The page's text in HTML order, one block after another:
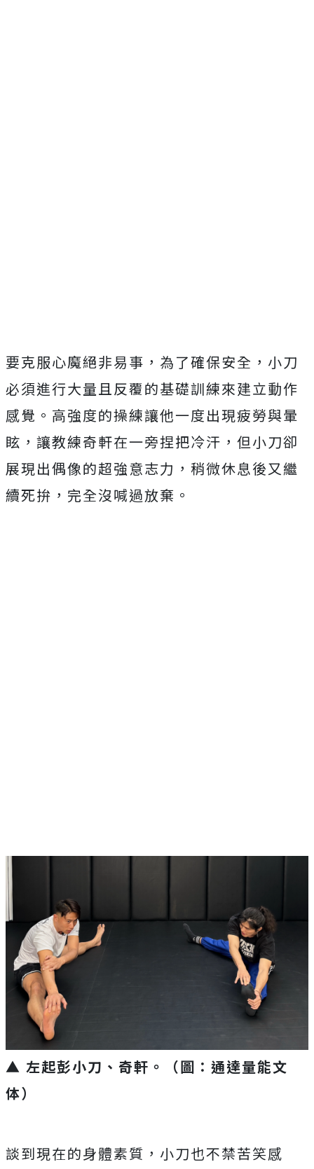
要克服心魔絕非易事，為了確保安全， 小刀
必須進行大量且反覆的基礎訓練來建立動作
感覺。 高強度的操練讓他一度出現疲勞與暈
眩， 讓教練奇軒在一旁捏把冷汗，但小刀卻
展現出偶像的超強意志力， 稍微休息後又繼
續死拚，完全沒喊過放棄。
▲ 左起彭小刀、奇軒。（圖：通達量能文
体）
談到現在的身體素質，小刀也不禁苦笑感